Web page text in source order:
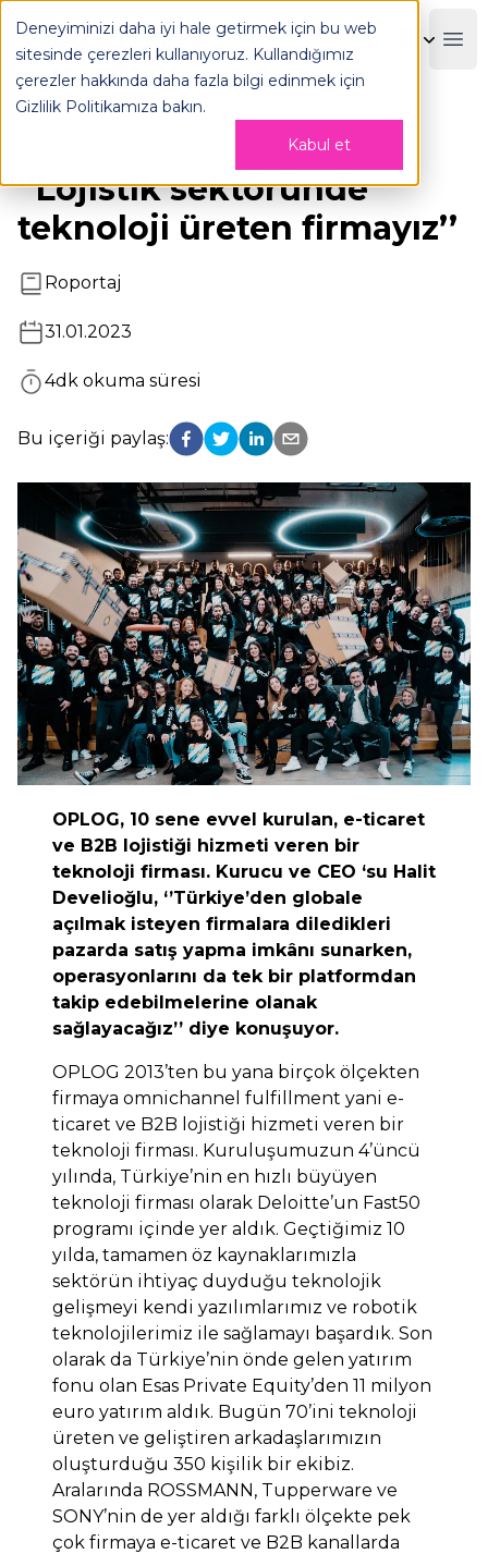
Deneyiminizi daha iyi hale getirmek için bu web
sitesinde çerezleri kullanıyoruz. Kullandığımız
çerezler hakkında daha fazla bilgi edinmek için
Gizlilik Politikamıza bakın.
Kabul et
OPLOG
‘’Lojistik sektöründe
teknoloji üreten firmayız’’
Roportaj
31.01.2023
4dk okuma süresi
Bu içeriği paylaş:
OPLOG, 10 sene evvel kurulan, e-ticaret
ve B2B lojistiği hizmeti veren bir
teknoloji firması. Kurucu ve CEO ‘su Halit
Develioğlu, ‘’Türkiye’den globale
açılmak isteyen firmalara diledikleri
pazarda satış yapma imkânı sunarken,
operasyonlarını da tek bir platformdan
takip edebilmelerine olanak
sağlayacağız’’ diye konuşuyor.
OPLOG 2013’ten bu yana birçok ölçekten
firmaya omnichannel fulfillment yani e-
ticaret ve B2B lojistiği hizmeti veren bir
teknoloji firması. Kuruluşumuzun 4’üncü
yılında, Türkiye’nin en hızlı büyüyen
teknoloji firması olarak Deloitte’un Fast50
programı içinde yer aldık. Geçtiğimiz 10
yılda, tamamen öz kaynaklarımızla
sektörün ihtiyaç duyduğu teknolojik
gelişmeyi kendi yazılımlarımız ve robotik
teknolojilerimiz ile sağlamayı başardık. Son
olarak da Türkiye’nin önde gelen yatırım
fonu olan Esas Private Equity’den 11 milyon
euro yatırım aldık. Bugün 70’ini teknoloji
üreten ve geliştiren arkadaşlarımızın
oluşturduğu 350 kişilik bir ekibiz.
Aralarında ROSSMANN, Tupperware ve
SONY’nin de yer aldığı farklı ölçekte pek
çok firmaya e-ticaret ve B2B kanallarda